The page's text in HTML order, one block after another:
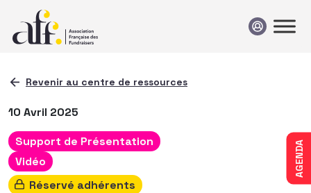
AGENDA
Revenir au centre de ressources
10 Avril 2025
Support de Présentation
Vidéo
Réservé adhérents